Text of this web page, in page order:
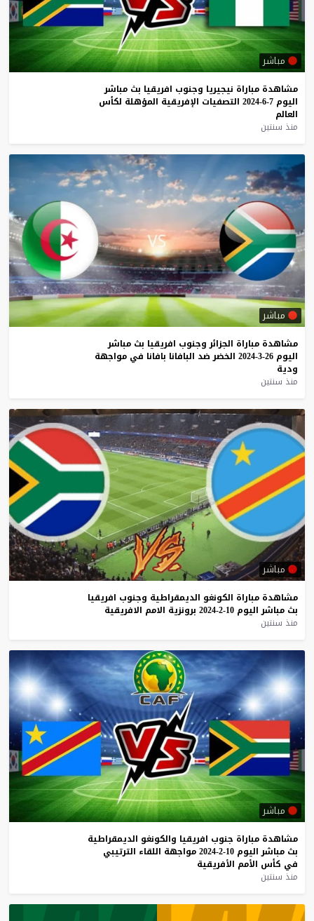
مباشر
مشاهدة مباراة نيجيريا وجنوب افريقيا بث مباشر
اليوم 7-6-2024 التصفيات الإفريقية المؤهلة لكأس
العالم
منذ سنتين
مباشر
مشاهدة مباراة الجزائر وجنوب افريقيا بث مباشر
اليوم 26-3-2024 الخضر ضد البافانا بافانا في مواجهة
ودية
منذ سنتين
مباشر
مشاهدة مباراة الكونغو الديمقراطية وجنوب افريقيا
بث مباشر اليوم 10-2-2024 برونزية الامم الافريقية
منذ سنتين
مباشر
مشاهدة مباراة جنوب افريقيا والكونغو الديمقراطية
بث مباشر اليوم 10-2-2024 مواجهة اللقاء الترتيبي
في كأس الأمم الأفريقية
منذ سنتين